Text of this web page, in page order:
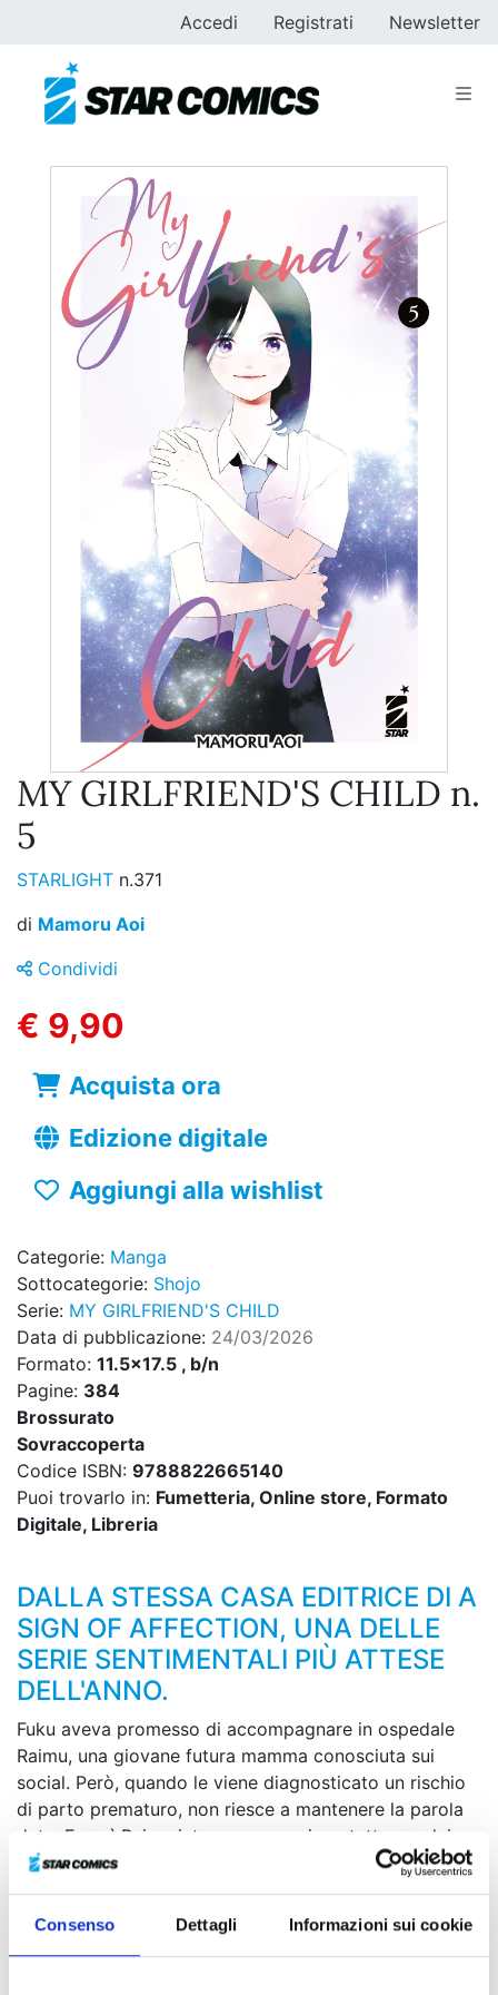
Consenso Dettagli Informazioni sui cookie
Accedi Registrati Newsletter
MY GIRLFRIEND'S CHILD n.
5
STARLIGHT n.371
di Mamoru Aoi
Condividi
€ 9,90
Acquista ora
Edizione digitale
Aggiungi alla wishlist
Categorie: Manga
Sottocategorie: Shojo
Serie: MY GIRLFRIEND'S CHILD
Data di pubblicazione: 24/03/2026
Formato: 11.5x17.5 , b/n
Pagine: 384
Brossurato
Sovraccoperta
Codice ISBN: 9788822665140
Puoi trovarlo in: Fumetteria, Online store, Formato
Digitale, Libreria
DALLA STESSA CASA EDITRICE DI A
SIGN OF AFFECTION, UNA DELLE
SERIE SENTIMENTALI PIÙ ATTESE
DELL'ANNO.
Fuku aveva promesso di accompagnare in ospedale
Raimu, una giovane futura mamma conosciuta sui
social. Però, quando le viene diagnosticato un rischio
di parto prematuro, non riesce a mantenere la parola
data. E così Raimu interrompe ogni contatto con lei.
Tra ansie e speranze per il futuro riguardanti se stessa,
Raimu e la bambina, i giorni passano vorticosi, fino ad
arrivare al nono mese. In un giorno di luglio, dopo la